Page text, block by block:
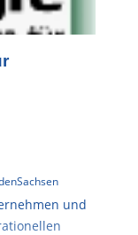
Sachsen
und